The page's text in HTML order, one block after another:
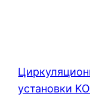
установки